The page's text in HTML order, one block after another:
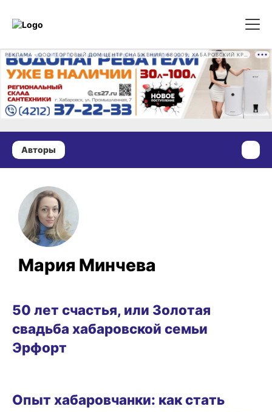
Авторы
Мария Минчева
50 лет счастья, или Золотая
свадьба хабаровской семьи
Эрфорт
Опыт хабаровчанки: как стать